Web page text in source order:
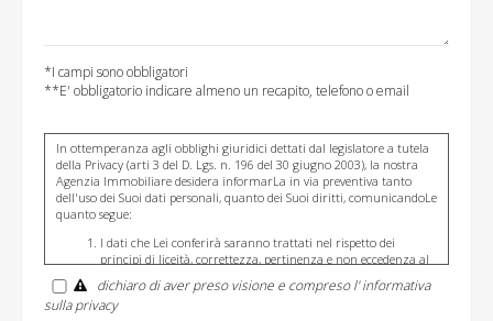
*I campi sono obbligatori
**E' obbligatorio indicare almeno un recapito, telefono o email
In ottemperanza agli obblighi giuridici dettati dal legislatore a tutela
della Privacy (arti 3 del D. Lgs. n. 196 del 30 giugno 2003), la nostra
Agenzia Immobiliare desidera informarLa in via preventiva tanto
dell'uso dei Suoi dati personali, quanto dei Suoi diritti, comunicandoLe
quanto segue:
I dati che Lei conferirà saranno trattati nel rispetto dei
principi di liceità, correttezza, pertinenza e non eccedenza al
solo fine di adempiere all'incarico di mediazione per acquisto/
vendita / locazione relativo all'immobile di Suo interesse; in
ogni caso saranno conservati per un periodo di tempo non
dichiaro di aver preso visione e compreso l' informativa
sulla privacy